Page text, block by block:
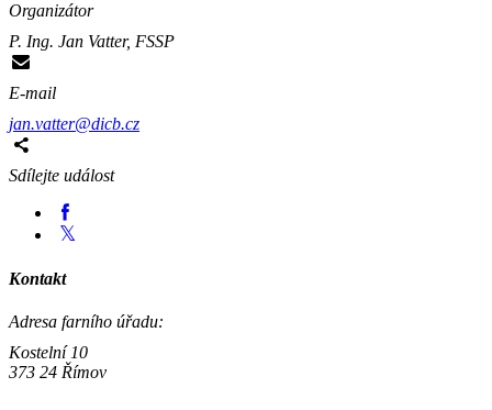
Organizátor
P. Ing. Jan Vatter, FSSP
E-mail
jan.vatter@dicb.cz
Sdílejte událost
Kontakt
Adresa farního úřadu:
Kostelní 10
373 24 Římov